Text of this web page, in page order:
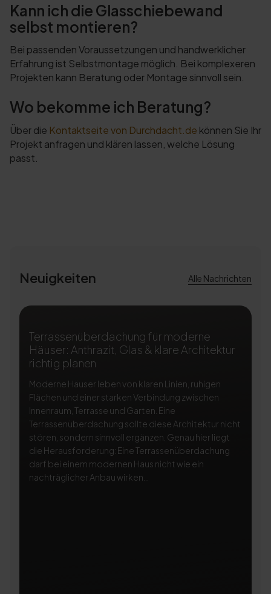
Kann ich die Glasschiebewand
selbst montieren?
Bei passenden Voraussetzungen und handwerklicher
Erfahrung ist Selbstmontage möglich. Bei komplexeren
Projekten kann Beratung oder Montage sinnvoll sein.
Wo bekomme ich Beratung?
Über die Kontaktseite von Durchdacht.de können Sie Ihr
Projekt anfragen und klären lassen, welche Lösung
passt.
Neuigkeiten Alle Nachrichten
Terrassenüberdachung für moderne
Häuser: Anthrazit, Glas & klare Architektur
richtig planen
Moderne Häuser leben von klaren Linien, ruhigen
Flächen und einer starken Verbindung zwischen
Innenraum, Terrasse und Garten. Eine
Terrassenüberdachung sollte diese Architektur nicht
stören, sondern sinnvoll ergänzen. Genau hier liegt
die Herausforderung: Eine Terrassenüberdachung
darf bei einem modernen Haus nicht wie ein
nachträglicher Anbau wirken...